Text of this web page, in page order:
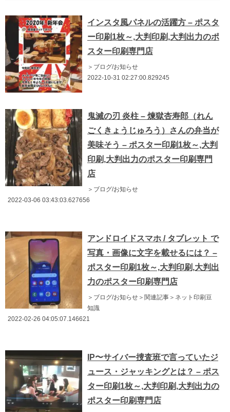
インスタ風パネルの活躍方 – ポスタ
ー印刷1枚～,大判印刷,大判出力のポ
スター印刷専門店
＞ブログ/お知らせ
2022-10-31 02:27:00.829245
鬼滅の刃 炎柱 – 煉獄杏寿郎（れん
ごくきょうじゅろう）さんの弁当が
美味そう – ポスター印刷1枚～,大判
印刷,大判出力のポスター印刷専門
店
＞ブログ/お知らせ
2022-03-06 03:43:03.627656
アンドロイドスマホ / タブレット で
写真・画像に文字を載せるには？ –
ポスター印刷1枚～,大判印刷,大判出
力のポスター印刷専門店
＞ブログ/お知らせ＞関連記事＞ネット印刷豆
知識
2022-02-26 04:05:07.146621
IP〜サイバー捜査班で言っていたジ
ュース・ジャッキングとは？ – ポス
ター印刷1枚～,大判印刷,大判出力の
ポスター印刷専門店